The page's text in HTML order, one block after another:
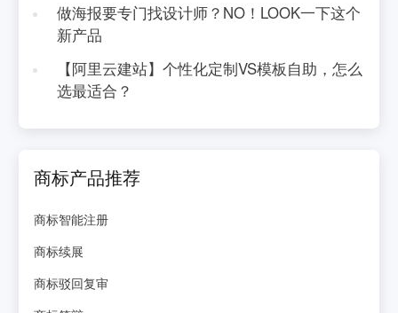
做海报要专门找设计师？NO！LOOK一下这个
新产品
【阿里云建站】个性化定制VS模板自助，怎么
选最适合？
商标产品推荐
商标智能注册
商标续展
商标驳回复审